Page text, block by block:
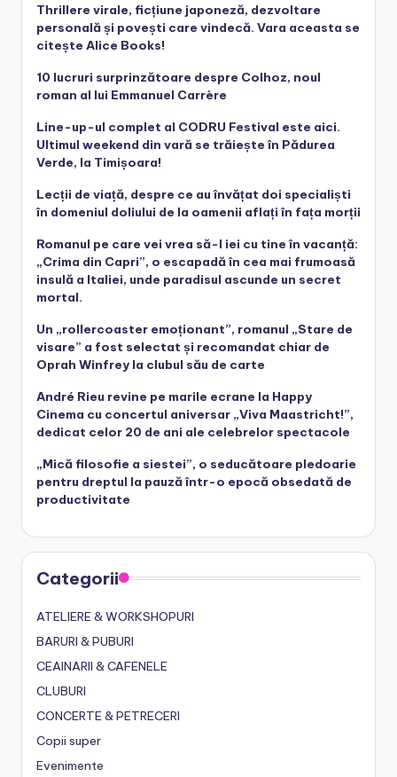
Thrillere virale, ficțiune japoneză, dezvoltare
personală și povești care vindecă. Vara aceasta se
citește Alice Books!
10 lucruri surprinzătoare despre Colhoz, noul
roman al lui Emmanuel Carrère
Line-up-ul complet al CODRU Festival este aici.
Ultimul weekend din vară se trăiește în Pădurea
Verde, la Timișoara!
Lecții de viață, despre ce au învățat doi specialiști
în domeniul doliului de la oamenii aflați în fața morții
Romanul pe care vei vrea să-l iei cu tine în vacanță:
„Crima din Capri”, o escapadă în cea mai frumoasă
insulă a Italiei, unde paradisul ascunde un secret
mortal.
Un „rollercoaster emoționant”, romanul „Stare de
visare” a fost selectat și recomandat chiar de
Oprah Winfrey la clubul său de carte
André Rieu revine pe marile ecrane la Happy
Cinema cu concertul aniversar „Viva Maastricht!”,
dedicat celor 20 de ani ale celebrelor spectacole
„Mică filosofie a siestei”, o seducătoare pledoarie
pentru dreptul la pauză într-o epocă obsedată de
productivitate
Categorii
ATELIERE & WORKSHOPURI
BARURI & PUBURI
CEAINARII & CAFENELE
CLUBURI
CONCERTE & PETRECERI
Copii super
Evenimente